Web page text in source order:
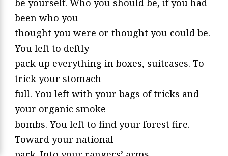
be yourself. Who you should be, if you had
been who you
thought you were or thought you could be.
You left to deftly
pack up everything in boxes, suitcases. To
trick your stomach
full. You left with your bags of tricks and
your organic smoke
bombs. You left to find your forest fire.
Toward your national